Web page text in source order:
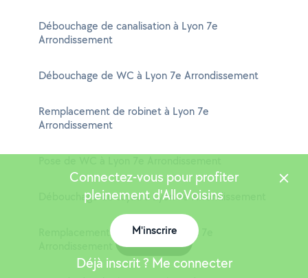
Débouchage de canalisation à Lyon 7e
Arrondissement
Débouchage de WC à Lyon 7e Arrondissement
Remplacement de robinet à Lyon 7e
Arrondissement
Débouchage de tuyau à Lyon 7e Arrondissement
Remplacement de mitigeur à Lyon 7e
Connectez-vous pour profiter
pleinement d'AlloVoisins
M'inscrire
Déjà inscrit ? Me connecter